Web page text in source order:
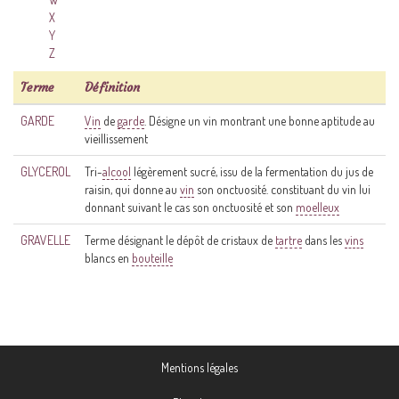
X
Y
Z
Terme Définition
GARDE Vin degarde . Désigne un vin montrant une bonne aptitude au
vieillissement
GLYCEROL Tri-alcool légèrement sucré, issu de la fermentation du jus de
raisin, qui donne au vin son onctuosité. constituant du vin lui
donnant suivant le cas son onctuosité et son moelleux
GRAVELLE Terme désignant le dépôt de cristaux de tartre dans lesvins
blancs en bouteille
Mentions légales